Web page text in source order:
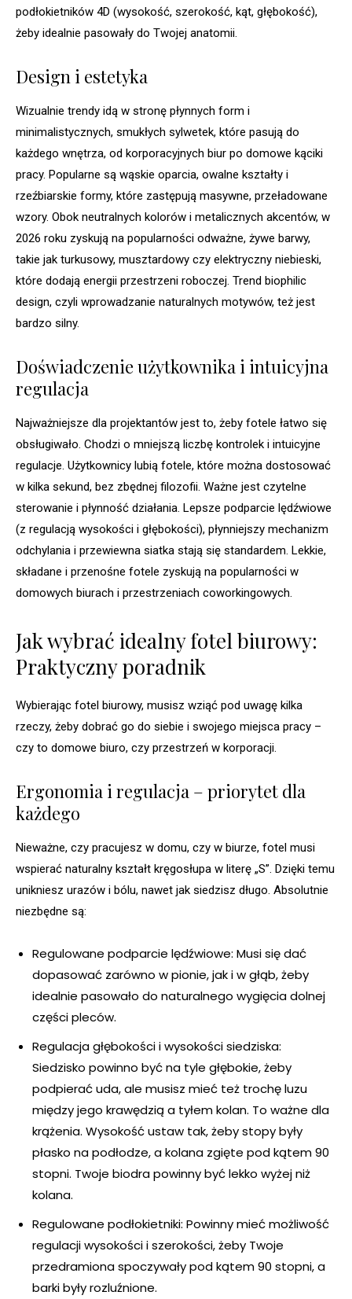
podłokietników 4D (wysokość, szerokość, kąt, głębokość),
żeby idealnie pasowały do Twojej anatomii.
Design i estetyka
Wizualnie trendy idą w stronę płynnych form i
minimalistycznych, smukłych sylwetek, które pasują do
każdego wnętrza, od korporacyjnych biur po domowe kąciki
pracy. Popularne są wąskie oparcia, owalne kształty i
rzeźbiarskie formy, które zastępują masywne, przeładowane
wzory. Obok neutralnych kolorów i metalicznych akcentów, w
2026 roku zyskują na popularności odważne, żywe barwy,
takie jak turkusowy, musztardowy czy elektryczny niebieski,
które dodają energii przestrzeni roboczej. Trend biophilic
design, czyli wprowadzanie naturalnych motywów, też jest
bardzo silny.
Doświadczenie użytkownika i intuicyjna
regulacja
Najważniejsze dla projektantów jest to, żeby fotele łatwo się
obsługiwało. Chodzi o mniejszą liczbę kontrolek i intuicyjne
regulacje. Użytkownicy lubią fotele, które można dostosować
w kilka sekund, bez zbędnej filozofii. Ważne jest czytelne
sterowanie i płynność działania. Lepsze podparcie lędźwiowe
(z regulacją wysokości i głębokości), płynniejszy mechanizm
odchylania i przewiewna siatka stają się standardem. Lekkie,
składane i przenośne fotele zyskują na popularności w
domowych biurach i przestrzeniach coworkingowych.
Jak wybrać idealny fotel biurowy:
Praktyczny poradnik
Wybierając fotel biurowy, musisz wziąć pod uwagę kilka
rzeczy, żeby dobrać go do siebie i swojego miejsca pracy –
czy to domowe biuro, czy przestrzeń w korporacji.
Ergonomia i regulacja – priorytet dla
każdego
Nieważne, czy pracujesz w domu, czy w biurze, fotel musi
wspierać naturalny kształt kręgosłupa w literę „S”. Dzięki temu
unikniesz urazów i bólu, nawet jak siedzisz długo. Absolutnie
niezbędne są:
Regulowane podparcie lędźwiowe: Musi się dać
dopasować zarówno w pionie, jak i w głąb, żeby
idealnie pasowało do naturalnego wygięcia dolnej
części pleców.
Regulacja głębokości i wysokości siedziska:
Siedzisko powinno być na tyle głębokie, żeby
podpierać uda, ale musisz mieć też trochę luzu
między jego krawędzią a tyłem kolan. To ważne dla
krążenia. Wysokość ustaw tak, żeby stopy były
płasko na podłodze, a kolana zgięte pod kątem 90
stopni. Twoje biodra powinny być lekko wyżej niż
kolana.
Regulowane podłokietniki: Powinny mieć możliwość
regulacji wysokości i szerokości, żeby Twoje
przedramiona spoczywały pod kątem 90 stopni, a
barki były rozluźnione.